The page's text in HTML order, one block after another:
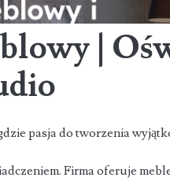
|
pasja do tworzenia
Firma oferuje